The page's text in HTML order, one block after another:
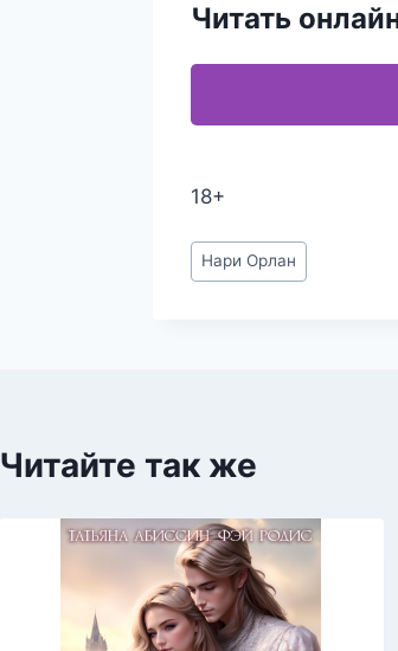
Читать
18+
Метки
записи:
Нари Орлан
Читайте так же